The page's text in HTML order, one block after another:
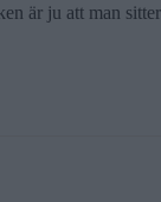
är ju att man